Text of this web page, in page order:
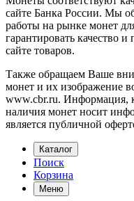
сайте Банка России. Мы
работы на рынке монет
гарантировать качество
сайте товаров.
Также обращаем Ваше
монет и их изображение
www.cbr.ru. Информация,
наличия монет носит
является публичной
Каталог
Поиск
Корзина
Меню